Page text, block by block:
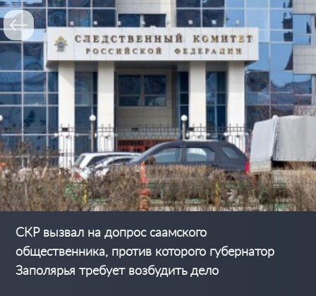
СКР вызвал на допрос саамского
общественника, против которого губернатор
Заполярья требует возбудить дело